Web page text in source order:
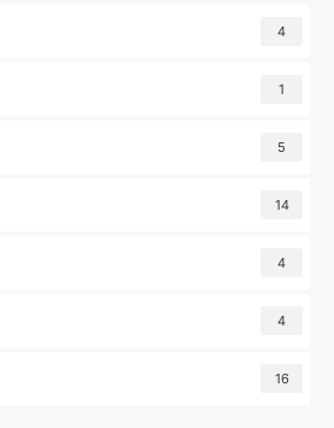
4
1
5
14
4
4
16